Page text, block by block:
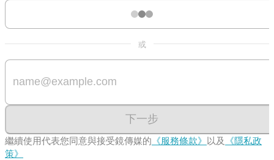
或
下一步
繼續使用代表您同意與接受鏡傳媒的 《服務條款》 以及 《隱私政
策》